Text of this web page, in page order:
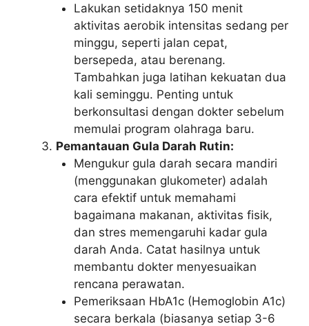
Lakukan setidaknya 150 menit
aktivitas aerobik intensitas sedang per
minggu, seperti jalan cepat,
bersepeda, atau berenang.
Tambahkan juga latihan kekuatan dua
kali seminggu. Penting untuk
berkonsultasi dengan dokter sebelum
memulai program olahraga baru.
Pemantauan Gula Darah Rutin:
Mengukur gula darah secara mandiri
(menggunakan glukometer) adalah
cara efektif untuk memahami
bagaimana makanan, aktivitas fisik,
dan stres memengaruhi kadar gula
darah Anda. Catat hasilnya untuk
membantu dokter menyesuaikan
rencana perawatan.
Pemeriksaan HbA1c (Hemoglobin A1c)
secara berkala (biasanya setiap 3-6